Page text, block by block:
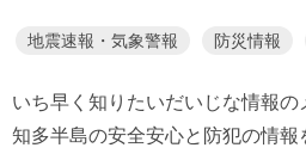
地震速報・気象警報 防災情報
いち早く知りたいだいじな情報の
知多半島の安全安心と防犯の情